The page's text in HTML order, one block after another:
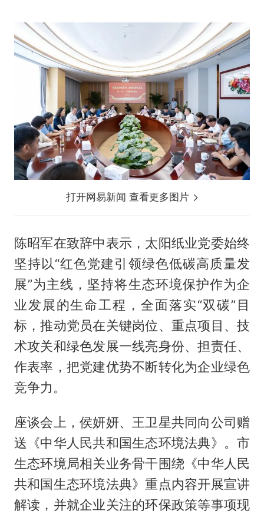
打开网易新闻 查看更多图片
陈昭军在致辞中表示，太阳纸业党委始终
坚持以“红色党建引领绿色低碳高质量发
展”为主线，坚持将生态环境保护作为企
业发展的生命工程，全面落实“双碳”目
标，推动党员在关键岗位、重点项目、技
术攻关和绿色发展一线亮身份、担责任、
作表率，把党建优势不断转化为企业绿色
竞争力。
座谈会上，侯妍妍、王卫星共同向公司赠
送《中华人民共和国生态环境法典》。市
生态环境局相关业务骨干围绕《中华人民
共和国生态环境法典》重点内容开展宣讲
解读，并就企业关注的环保政策等事项现